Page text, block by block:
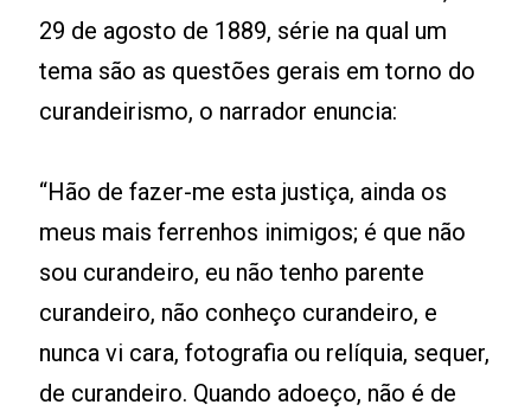
29 de agosto de 1889, série na qual um
tema são as questões gerais em torno do
curandeirismo, o narrador enuncia:
“Hão de fazer-me esta justiça, ainda os
meus mais ferrenhos inimigos; é que não
sou curandeiro, eu não tenho parente
curandeiro, não conheço curandeiro, e
nunca vi cara, fotografia ou relíquia, sequer,
de curandeiro. Quando adoeço, não é de